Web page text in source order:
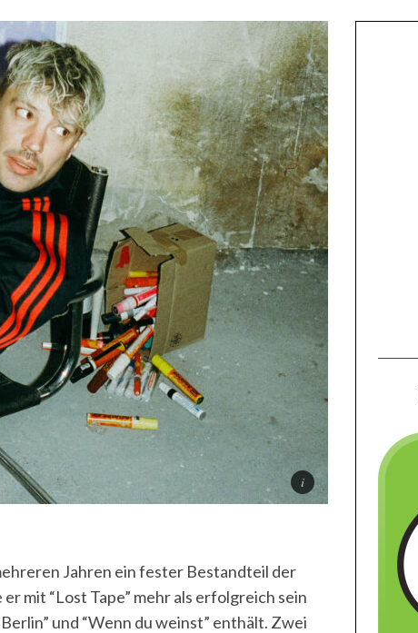
Jahren ein fester Bestandteil der
mit “Lost Tape” mehr als erfolgreich sein
und “Wenn du weinst” enthält. Zwei